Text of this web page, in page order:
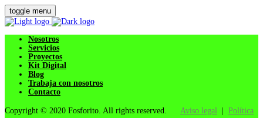
toggle menu
Nosotros
Servicios
Proyectos
Kit Digital
Blog
Trabaja con nosotros
Contacto
Copyright © 2020 Fosforito. All rights reserved. Aviso legal
Política